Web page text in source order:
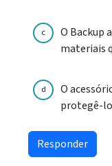
c
O Backup
materiais
d
O
protegê-